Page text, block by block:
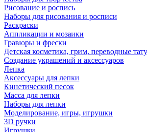
Рисование и роспись
Наборы для рисования и росписи
Раскраски
Аппликации и мозаики
Гравюры и фрески
Детская косметика, грим, переводные тату
Создание украшений и аксессуаров
Лепка
Аксессуары для лепки
Кинетический песок
Масса для лепки
Наборы для лепки
Моделирование, игры, игрушки
3D ручки
Игрушки